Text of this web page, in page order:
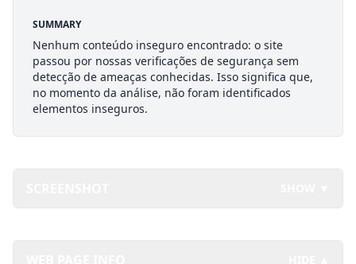
SUMMARY
Nenhum conteúdo inseguro encontrado: o site
passou por nossas verificações de segurança sem
detecção de ameaças conhecidas. Isso significa que,
no momento da análise, não foram identificados
elementos inseguros.